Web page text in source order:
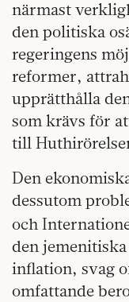
närmast
den politiska
regeringens
reformer,
upprätthålla
som krävs för
till
Den
dessutom
och
den
inflation, svag
omfattande